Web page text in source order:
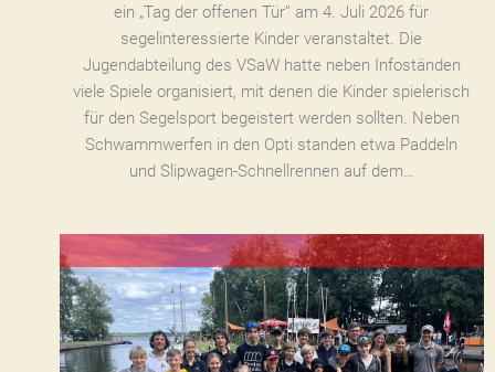
ein „Tag der offenen Tür” am 4. Juli 2026 für
segelinteressierte Kinder veranstaltet. Die
Jugendabteilung des VSaW hatte neben Infoständen
viele Spiele organisiert, mit denen die Kinder spielerisch
für den Segelsport begeistert werden sollten. Neben
Schwammwerfen in den Opti standen etwa Paddeln
und Slipwagen-Schnellrennen auf dem…